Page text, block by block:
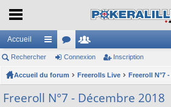
Accueil
ac
co
ur
or
u
m
e
m
br
Rechercher Connexion Inscription
Accueil du forum Freerolls Live
Freeroll N°7
Freeroll N°7 - Décembre 2018